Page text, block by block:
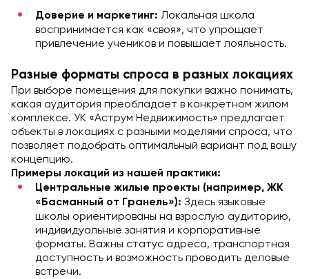
Доверие и маркетинг: Локальная школа
воспринимается как «своя», что упрощает
привлечение учеников и повышает лояльность.
Разные форматы спроса в разных локациях
При выборе помещения для покупки важно понимать,
какая аудитория преобладает в конкретном жилом
комплексе. УК «Аструм Недвижимость» предлагает
объекты в локациях с разными моделями спроса, что
позволяет подобрать оптимальный вариант под вашу
концепцию.
Примеры локаций из нашей практики:
Центральные жилые проекты (например, ЖК
«Басманный от Гранель»): Здесь языковые
школы ориентированы на взрослую аудиторию,
индивидуальные занятия и корпоративные
форматы. Важны статус адреса, транспортная
доступность и возможность проводить деловые
встречи.